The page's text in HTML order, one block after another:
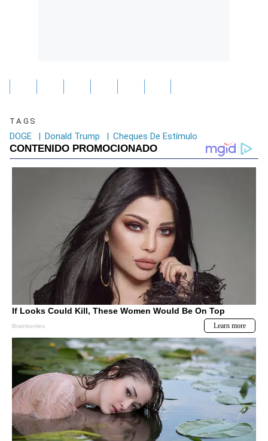
TAGS
DOGE | Donald Trump | Cheques De Estímulo